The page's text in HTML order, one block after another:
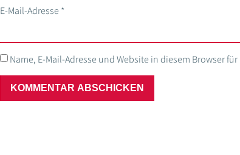
E-Mail-Adresse*
Name, E-Mail-Adresse und Website in diesem Browser